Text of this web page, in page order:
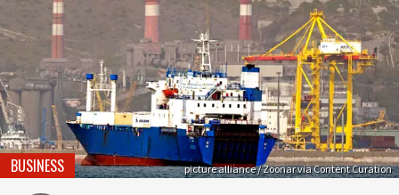
picture alliance / Zoonar via Content Curation
BUSINESS